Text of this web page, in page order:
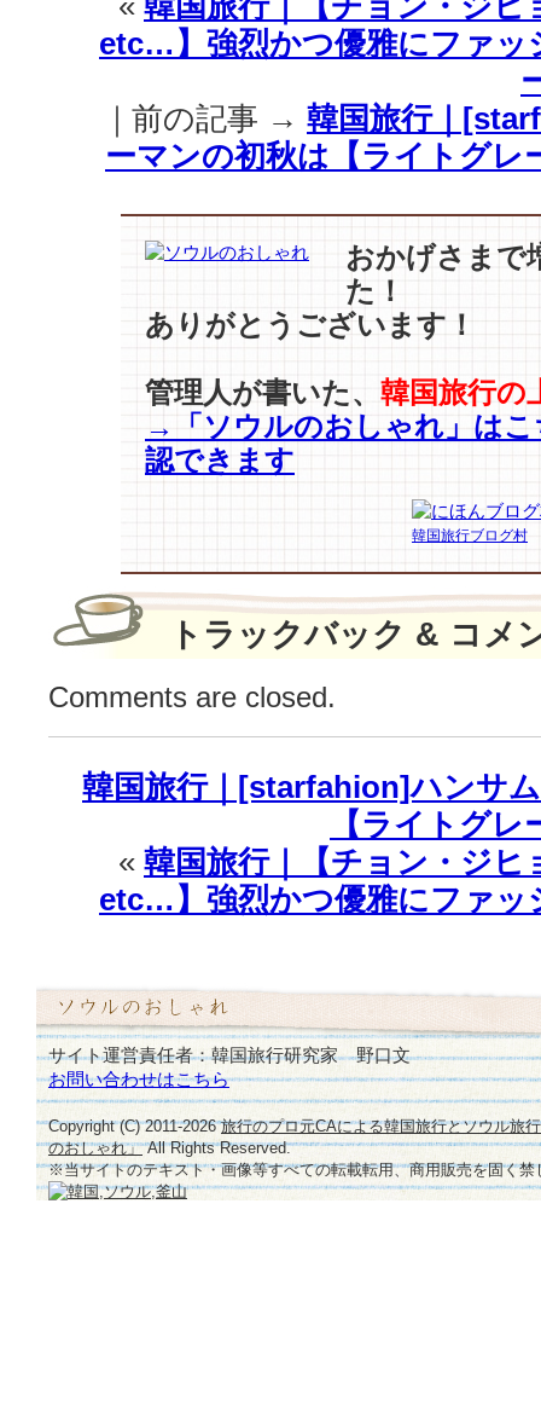
よ
り
お
い
さ
ん
タ
ー
ン
ウ
イ
ル
余
裕
楽
さ
え
た
は
etc…】強烈かつ優雅にファッ
｜前の記事 → 韓国旅行｜
ーマンの初秋は【ライトグレ
おかげさまで
た！
ありがとうございます！
管理人が書いた、 韓国旅行の
→「ソウルのおしゃれ」はこ
認できます
韓国旅行ブログ村
トラックバック & コメ
Comments are closed.
韓国旅行｜[starfahion]ハンサ
【ライトグ
« 韓国旅行｜【チョン・ジヒ
etc…】強烈かつ優雅にファッ
サイト運営責任者：韓国旅行研究家 野口文
お問い合わせはこちら
Copyright (C) 2011-2026旅行のプロ元CAによる韓国旅行とソウル旅
のおしゃれ」All Rights Reserved.
※当サイトのテキスト・画像等すべての転載転用、商用販売を固く禁